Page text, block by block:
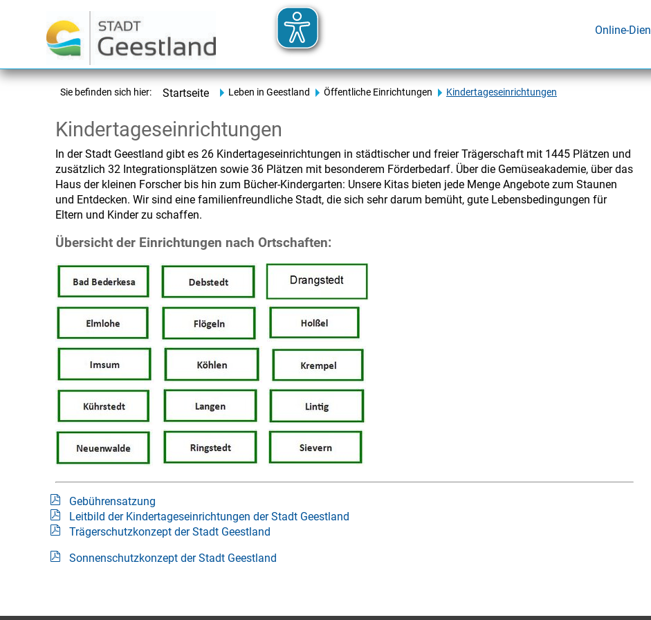
Online-
Sie befinden sich hier: Startseite Leben in Geestland Öffentliche Einrichtungen Kindertageseinrichtungen
Kindertageseinrichtungen
In der Stadt Geestland gibt es 26 Kindertageseinrichtungen in städtischer und freier Trägerschaft mit 1445 Plätzen und
zusätzlich 32 Integrationsplätzen sowie 36 Plätzen mit besonderem Förderbedarf. Über die Gemüseakademie, über das
Haus der kleinen Forscher bis hin zum Bücher-Kindergarten: Unsere Kitas bieten jede Menge Angebote zum Staunen
und Entdecken. Wir sind eine familienfreundliche Stadt, die sich sehr darum bemüht, gute Lebensbedingungen für
Eltern und Kinder zu schaffen.
Übersicht der Einrichtungen nach Ortschaften:
Gebührensatzung
Leitbild der Kindertageseinrichtungen der Stadt Geestland
Trägerschutzkonzept der Stadt Geestland
Sonnenschutzkonzept der Stadt Geestland